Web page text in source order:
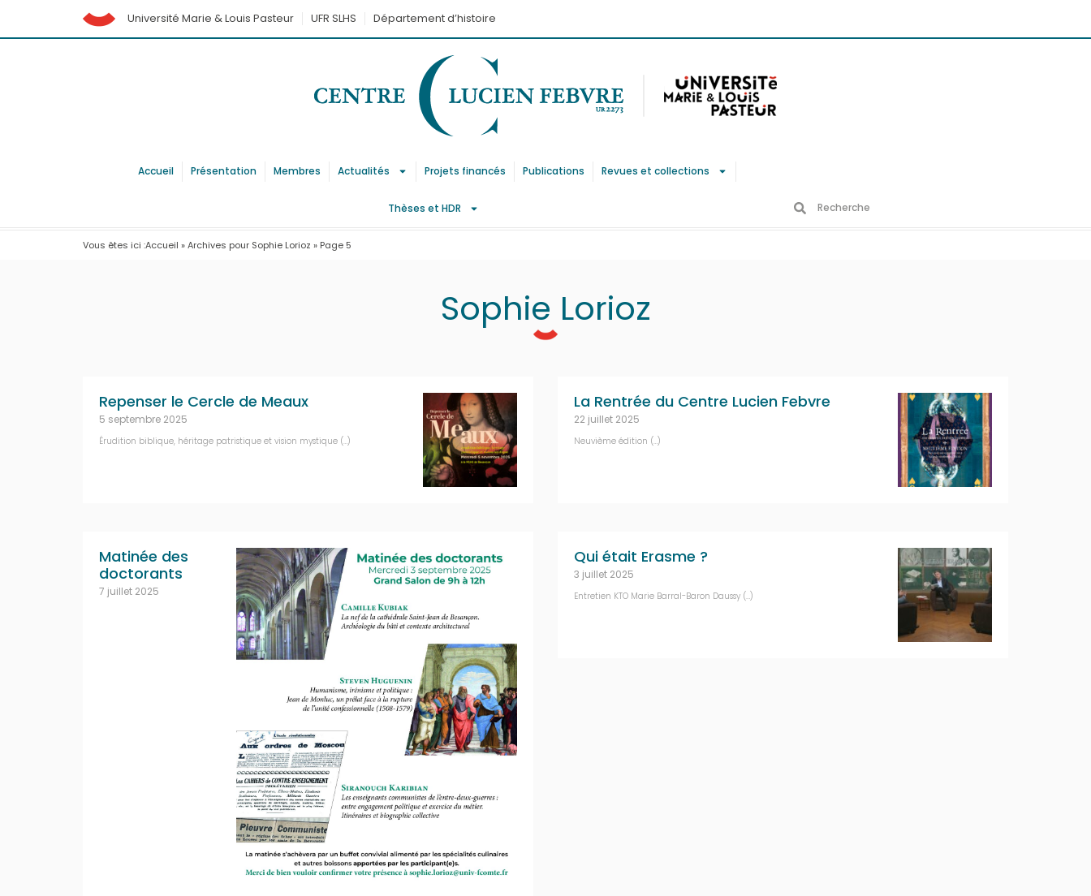
Université Marie & Louis Pasteur UFR SLHS Département d’histoire
Accueil Présentation Membres Actualités Projets financés Publications Revues et collections
Thèses et HDR
Vous êtes ici :Accueil »Archives pour Sophie Lorioz » Page 5
Sophie Lorioz
Repenser le Cercle de Meaux
5 septembre 2025
Érudition biblique, héritage patristique et vision mystique (…)
La Rentrée du Centre Lucien Febvre
22 juillet 2025
Neuvième édition (…)
Matinée des
doctorants
7 juillet 2025
Qui était Erasme ?
3 juillet 2025
Entretien KTO Marie Barral-Baron Daussy (…)